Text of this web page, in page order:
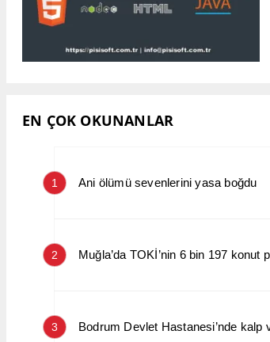
EN ÇOK OKUNANLAR
1 Ani ölümü sevenlerini yasa boğdu
2 Muğla’da TOKİ’nin 6 bin 197 konut
3 Bodrum Devlet Hastanesi’nde kalp